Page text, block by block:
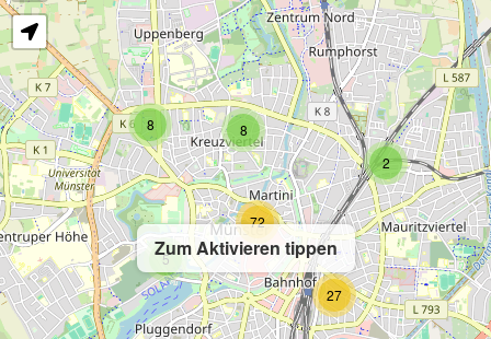
Zum Aktivieren tippen
2
8 8
27
5
72